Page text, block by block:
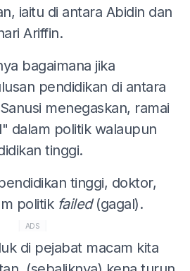
iaitu di antara Abidin dan
Ariffin.
bagaimana jika
pendidikan di antara
menegaskan, ramai
dalam politik walaupun
tinggi.
tinggi, doktor,
politik failed(gagal).
ADS
di pejabat macam kita